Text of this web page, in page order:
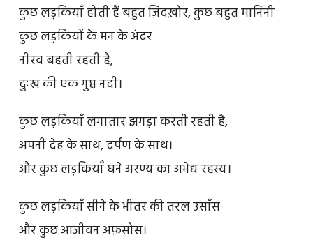
कुछ लड़कियाँ होती हैं बहुत ज़िदख़ोर, कुछ बहुत मानिनी
कुछ लड़कियों के मन के अंदर
नीरव बहती रहती है,
दुःख की एक गुप्त नदी।
कुछ लड़कियाँ लगातार झगड़ा करती रहती हैं,
अपनी देह के साथ, दर्पण के साथ।
और कुछ लड़कियाँ घने अरण्य का अभेद्य रहस्य।
कुछ लड़कियाँ सीने के भीतर की तरल उसाँस
और कुछ आजीवन अफ़सोस।